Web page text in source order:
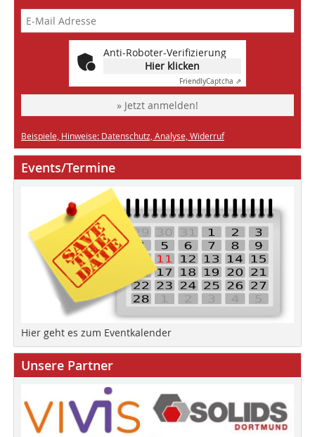
Anti-Roboter-Verifizierung
Hier klicken
FriendlyCaptcha ⇗
» Jetzt anmelden!
Beispiele, Hinweise: Datenschutz, Analyse, Widerruf
Events/Termine
Hier geht es zum Eventkalender
Unsere Partner